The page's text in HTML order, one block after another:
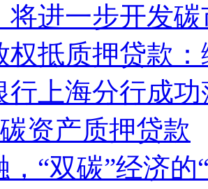
将进一步开发
权抵质押贷款
行上海分行成
资产质押贷款
，“双碳”经济